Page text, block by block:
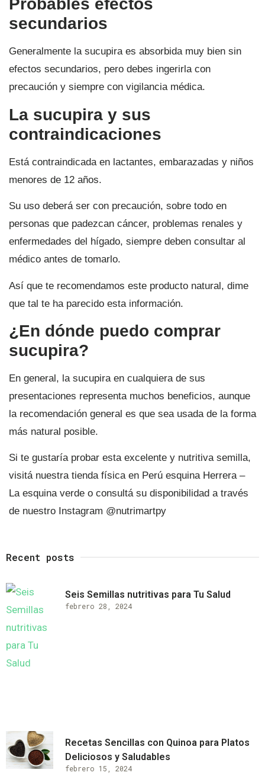
Probables efectos
secundarios
Generalmente la sucupira es absorbida muy bien sin
efectos secundarios, pero debes ingerirla con
precaución y siempre con vigilancia médica.
La sucupira y sus
contraindicaciones
Está contraindicada en lactantes, embarazadas y niños
menores de 12 años.
Su uso deberá ser con precaución, sobre todo en
personas que padezcan cáncer, problemas renales y
enfermedades del hígado, siempre deben consultar al
médico antes de tomarlo.
Así que te recomendamos este producto natural, dime
que tal te ha parecido esta información.
¿En dónde puedo comprar
sucupira?
En general, la sucupira en cualquiera de sus
presentaciones representa muchos beneficios, aunque
la recomendación general es que sea usada de la forma
más natural posible.
Si te gustaría probar esta excelente y nutritiva semilla,
visitá nuestra tienda física en Perú esquina Herrera –
La esquina verde o consultá su disponibilidad a través
de nuestro Instagram @nutrimartpy
Recent posts
Seis Semillas nutritivas para Tu Salud
febrero 28, 2024
Recetas Sencillas con Quinoa para Platos
Deliciosos y Saludables
febrero 15, 2024